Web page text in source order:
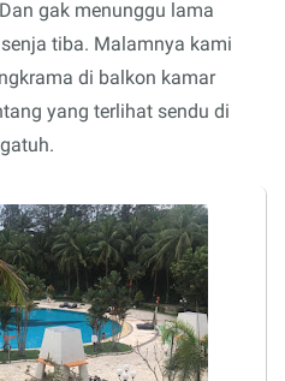
gak menunggu lama
tiba. Malamnya kami
di balkon kamar
yang terlihat sendu di